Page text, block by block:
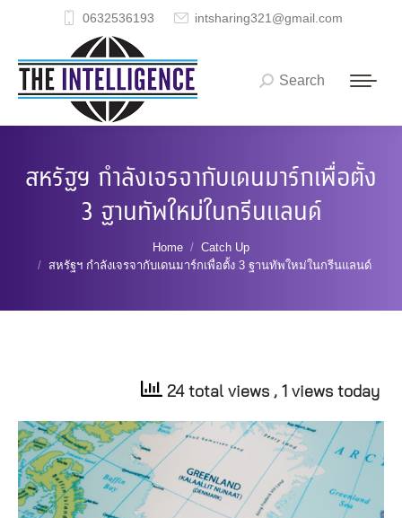
0632536193 intsharing321@gmail.com
Search:
Search
สหรัฐฯ กำลังเจรจากับเดนมาร์กเพื่อตั้ง
3 ฐานทัพใหม่ในกรีนแลนด์
Home
Catch Up
สหรัฐฯ กำลังเจรจากับเดนมาร์กเพื่อตั้ง 3 ฐานทัพใหม่ในกรีนแลนด์
24 total views , 1 views today